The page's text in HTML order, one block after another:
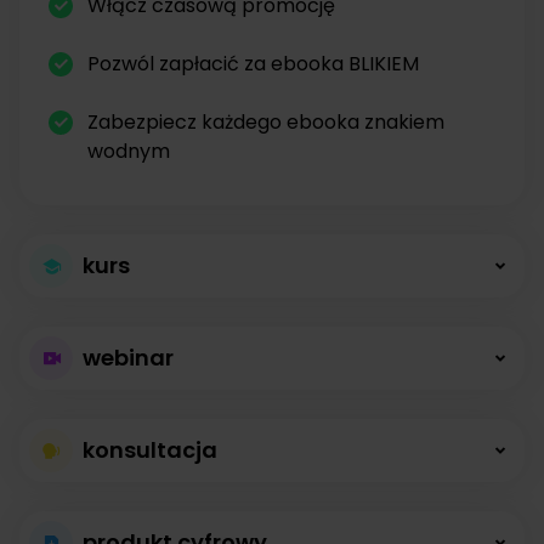
Pozwól zapłacić za ebooka BLIKIEM
Zabezpiecz każdego ebooka znakiem
wodnym
kurs
kursów
Kursy online z modułami, lekcjami, nagraniami i
opisami dostępne od zaraz.
webinar
bez limitów
konsultacja